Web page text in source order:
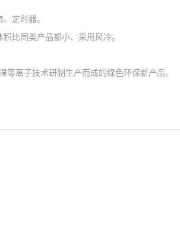
定时器。
比同类产品都小、采用风冷。
离子技术研制生产而成的绿色环保新产品。